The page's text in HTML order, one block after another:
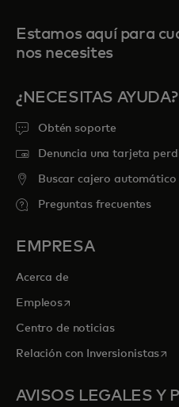
Estamos aquí para
nos necesites
¿NECESITAS AYUDA?
Obtén soporte
Denuncia una tarjeta
Buscar cajero automático
Preguntas frecuentes
EMPRESA
Acerca de
Empleosse abre en una
Centro de noticias
Relación con Inversionistasse
AVISOS LEGALES Y